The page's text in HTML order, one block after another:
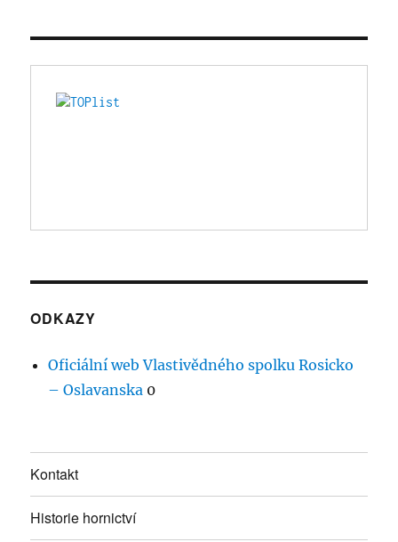
ODKAZY
Oficiální web Vlastivědného spolku Rosicko
– Oslavanska 0
Kontakt
Historie hornictví